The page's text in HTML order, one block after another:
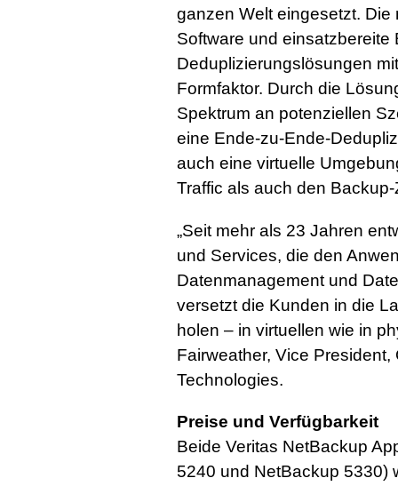
ganzen Welt eingesetzt.
Software und
Deduplizierungslösungen
Formfaktor. Durch die
Spektrum an potenziellen
eine Ende-zu-Ende-
auch eine virtuelle
Traffic als auch den
„Seit mehr als 23 Jahren
und Services, die den
Datenmanagement und
versetzt die Kunden in die
holen – in virtuellen wie in
Fairweather, Vice
Technologies.
Preise und Verfügbarkeit
Beide Veritas NetBackup
5240 und NetBackup 5330)